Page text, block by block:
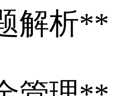
解析**